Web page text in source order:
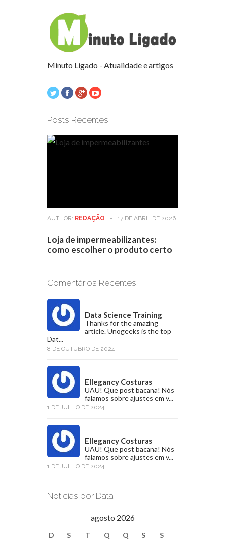
Minuto Ligado - Atualidade e artigos
Posts Recentes
AUTHOR: REDAÇÃO - 17 DE ABRIL DE 2026
Loja de impermeabilizantes:
como escolher o produto certo
Comentários Recentes
Data Science Training
Thanks for the amazing
article. Unogeeks is the top
Dat...
8 DE OUTUBRO DE 2024
Ellegancy Costuras
UAU! Que post bacana! Nós
falamos sobre ajustes em v...
1 DE JULHO DE 2024
Ellegancy Costuras
UAU! Que post bacana! Nós
falamos sobre ajustes em v...
1 DE JULHO DE 2024
Notícias por Data
agosto 2026
D S T Q Q S S